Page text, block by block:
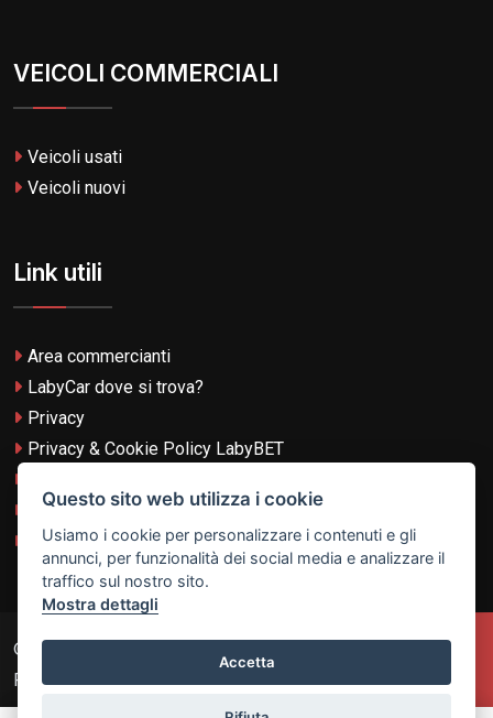
VEICOLI COMMERCIALI
Veicoli usati
Veicoli nuovi
Link utili
Area commercianti
LabyCar dove si trova?
Privacy
Privacy & Cookie Policy LabyBET
Termini e Condizioni LabyBET
Login con TikTok
© 2026
Rights Reserved.
Questo sito web utilizza i cookie
Usiamo i cookie per personalizzare i contenuti e gli
annunci, per funzionalità dei social media e analizzare il
traffico sul nostro sito.
Mostra dettagli
Accetta